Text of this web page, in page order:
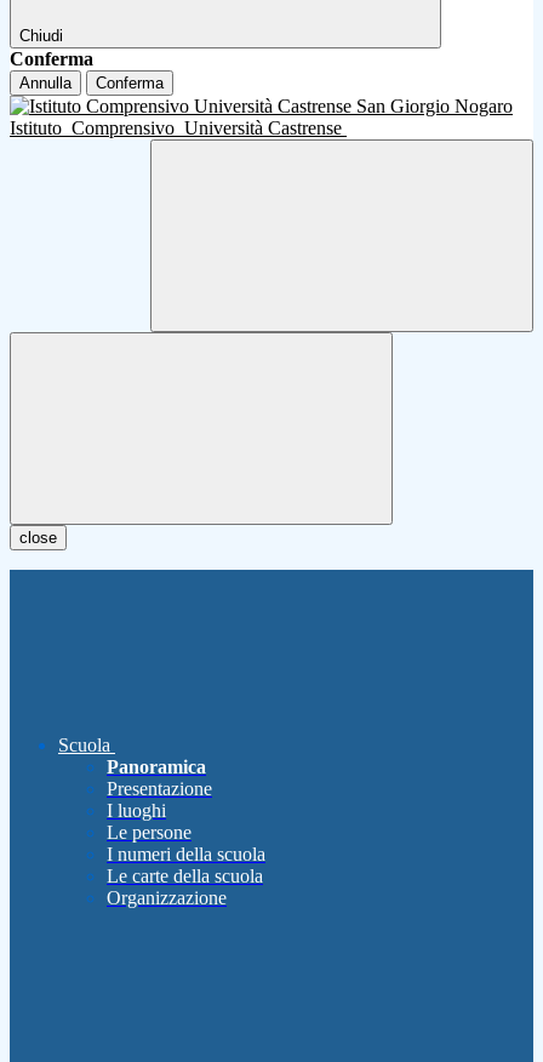
Chiudi
Conferma
Annulla Conferma
Istituto Comprensivo Università Castrense
close
Scuola
Panoramica
Presentazione
I luoghi
Le persone
I numeri della scuola
Le carte della scuola
Organizzazione